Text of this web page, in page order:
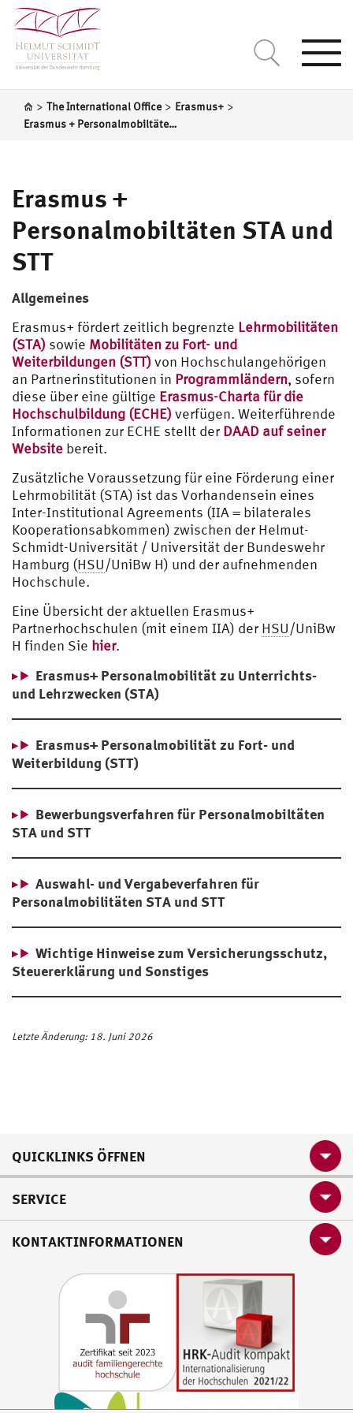
> The International Office > Erasmus+ >
Erasmus + Personalmobiltäten STA und STT
Erasmus +
Personalmobiltäten STA und
STT
Allgemeines
Erasmus+ fördert zeitlich begrenzte Lehrmobilitäten
(STA) sowie Mobilitäten zu Fort- und
Weiterbildungen (STT) von Hochschulangehörigen
an Partnerinstitutionen in Programmländern, sofern
diese über eine gültige Erasmus-Charta für die
Hochschulbildung (ECHE) verfügen. Weiterführende
Informationen zur ECHE stellt der DAAD auf seiner
Website bereit.
Zusätzliche Voraussetzung für eine Förderung einer
Lehrmobilität (STA) ist das Vorhandensein eines
Inter-Institutional Agreements (IIA = bilaterales
Kooperationsabkommen) zwischen der Helmut-
Schmidt-Universität / Universität der Bundeswehr
Hamburg (HSU/UniBw H) und der aufnehmenden
Hochschule.
Eine Übersicht der aktuellen Erasmus+
Partnerhochschulen (mit einem IIA) der HSU/UniBw
H finden Sie hier.
Erasmus+ Personalmobilität zu Unterrichts-
und Lehrzwecken (STA)
Erasmus+ Personalmobilität zu Fort- und
Weiterbildung (STT)
Bewerbungsverfahren für Personalmobiltäten
STA und STT
Auswahl- und Vergabeverfahren für
Personalmobilitäten STA und STT
Wichtige Hinweise zum Versicherungsschutz,
Steuererklärung und Sonstiges
Letzte Änderung: 18. Juni 2026
QUICKLINKS ÖFFNEN
SERVICE
KONTAKTINFORMATIONEN